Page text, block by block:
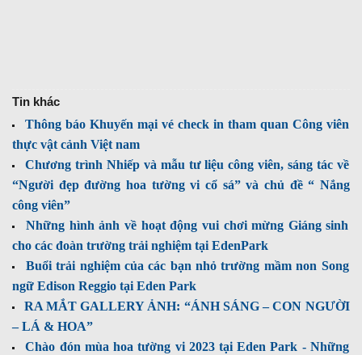
Tin khác
Thông báo Khuyến mại vé check in tham quan Công viên
thực vật cảnh Việt nam
Chương trình Nhiếp và mẫu tư liệu công viên, sáng tác về
“Người đẹp đường hoa tường vi cổ sá” và chủ đề “ Nắng
công viên”
Những hình ảnh về hoạt động vui chơi mừng Giáng sinh
cho các đoàn trường trải nghiệm tại EdenPark
Buổi trải nghiệm của các bạn nhỏ trường mầm non Song
ngữ Edison Reggio tại Eden Park
RA MẮT GALLERY ẢNH: “ÁNH SÁNG – CON NGƯỜI
– LÁ & HOA”
Chào đón mùa hoa tường vi 2023 tại Eden Park - Những